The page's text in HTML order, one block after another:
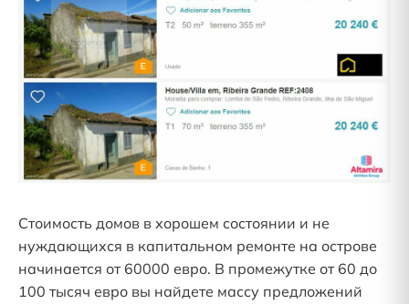
Стоимость домов в хорошем состоянии и не
нуждающихся в капитальном ремонте на острове
начинается от 60000 евро. В промежутке от 60 до
100 тысяч евро вы найдете массу предложений